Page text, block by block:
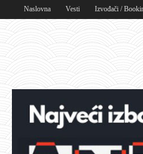
Naslovna Vesti Izvođači /